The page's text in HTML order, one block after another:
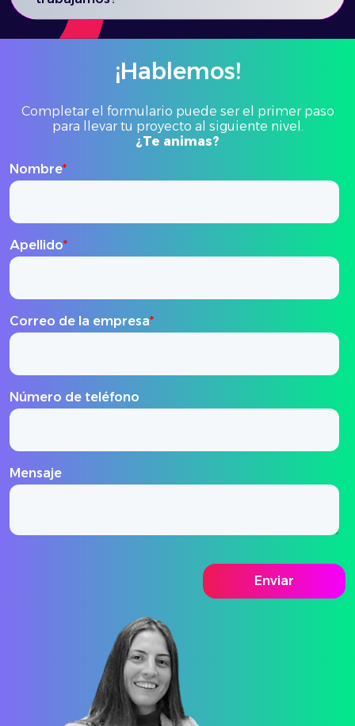
¡Hablemos!
Completar el formulario puede ser el primer paso
para llevar tu proyecto al siguiente nivel.
¿Te animas?